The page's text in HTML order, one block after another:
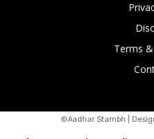
Terms
©Aadhar Stambh |